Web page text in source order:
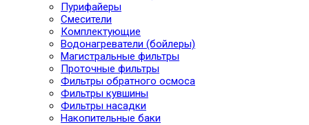
Пурифайеры
Смесители
Комплектующие
Водонагреватели (бойлеры)
Магистральные фильтры
Проточные фильтры
Фильтры обратного осмоса
Фильтры кувшины
Фильтры насадки
Накопительные баки